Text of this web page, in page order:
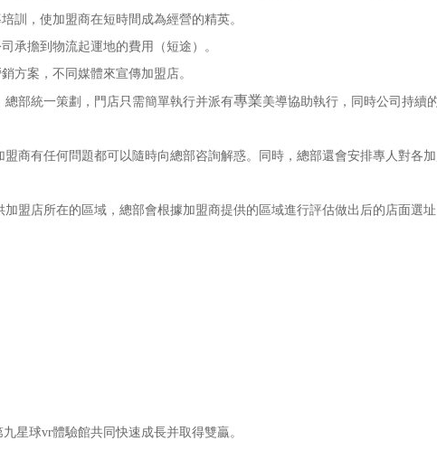
，使加盟商在短時間成為經營的精英。
擔到物流起運地的費用（短途）。
案，不同媒體來宣傳加盟店。
部統一策劃，門店只需簡單執行并派有專業美導協助執行，同時公司持續
有任何問題都可以隨時向總部咨詢解惑。同時，總部還會安排專人對各
店所在的區域，總部會根據加盟商提供的區域進行評估做出后的店面選
球vr體驗館共同快速成長并取得雙贏。